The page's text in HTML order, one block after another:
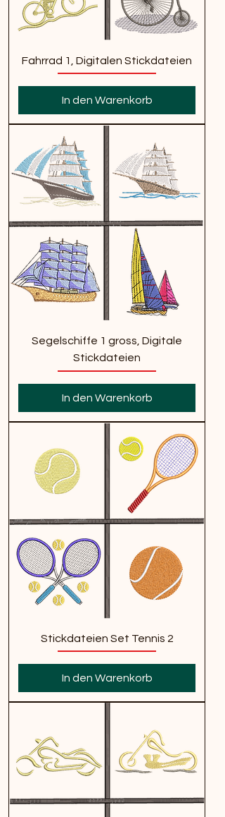
Fahrrad 1, Digitalen Stickdateien
In den Warenkorb
Segelschiffe 1 gross, Digitale
Stickdateien
In den Warenkorb
Stickdateien Set Tennis 2
In den Warenkorb